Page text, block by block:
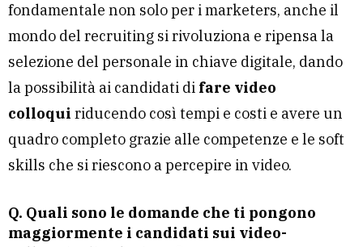
fondamentale non solo per i marketers, anche il
mondo del recruiting si rivoluziona e ripensa la
selezione del personale in chiave digitale, dando
la possibilità ai candidati di fare video
colloqui riducendo così tempi e costi e avere un
quadro completo grazie alle competenze e le soft
skills che si riescono a percepire in video.
Q. Quali sono le domande che ti pongono
maggiormente i candidati sui video-